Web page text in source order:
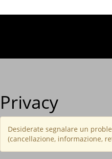
Privacy
Desiderate segnalare un
(cancellazione, informazione,